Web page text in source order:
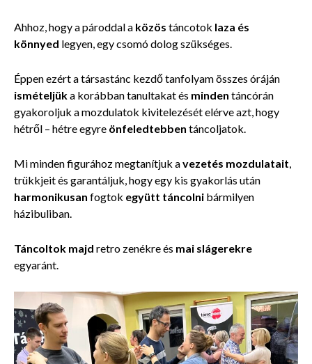
Ahhoz, hogy a pároddal a közös táncotok laza és
könnyed legyen, egy csomó dolog szükséges.
Éppen ezért a társastánc kezdő tanfolyam összes óráján
ismételjüka korábban tanultakat és minden táncórán
gyakoroljuk a mozdulatok kivitelezését elérve azt, hogy
hétről – hétre egyre önfeledtebben táncoljatok.
Mi minden figurához megtanítjuk avezetés mozdulatait,
trükkjeit és garantáljuk, hogy egy kis gyakorlás után
harmonikusan fogtok együtt táncolni bármilyen
házibuliban.
Táncoltok majd retro zenékre és mai slágerekre
egyaránt.